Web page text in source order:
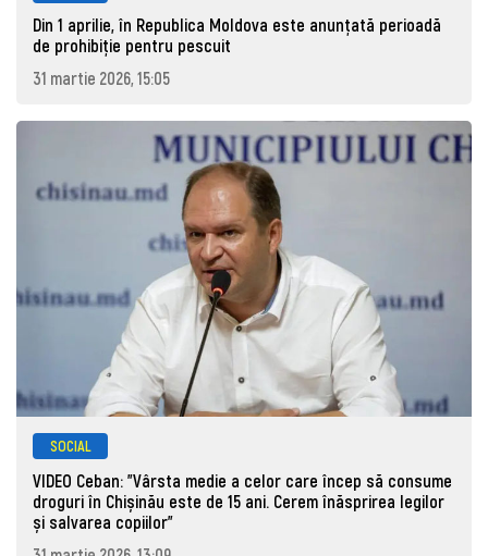
Din 1 aprilie, în Republica Moldova este anunţată perioadă
de prohibiţie pentru pescuit
31 martie 2026, 15:05
SOCIAL
VIDEO Ceban: "Vârsta medie a celor care încep să consume
droguri în Chișinău este de 15 ani. Cerem înăsprirea legilor
și salvarea copiilor"